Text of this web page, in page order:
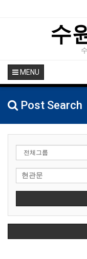
수
MENU
Post Search